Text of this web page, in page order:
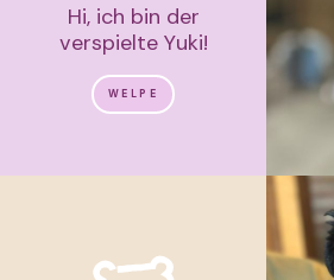
Hi, ich bin der
verspielte Yuki!
WELPE